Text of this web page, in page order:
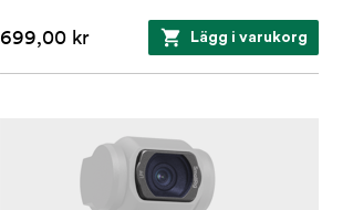
699,00 kr Lägg i varukorg